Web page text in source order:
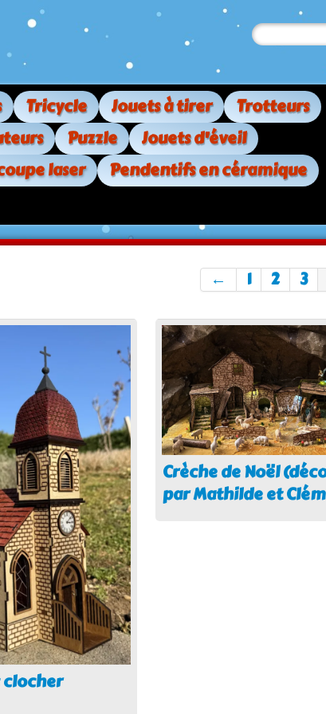
Tricycle Jouets à tirer
Trotteurs
Puzzle
Jouets d'éveil
laser
Pendentifs en céramique
← 1 2 3
clocher
Crèche de Noël
par Mathilde et